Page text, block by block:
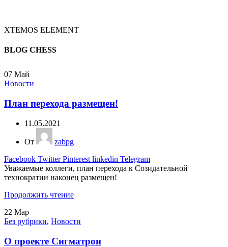
XTEMOS ELEMENT
BLOG CHESS
07 Май
Новости
План перехода размещен!
11.05.2021
От
zabpg
Facebook Twitter Pinterest linkedin Telegram
Уважаемые коллеги, план перехода к Созидательной
технократии наконец размещен!
Продолжить чтение
22 Мар
Без рубрики, Новости
О проекте Сигматрон